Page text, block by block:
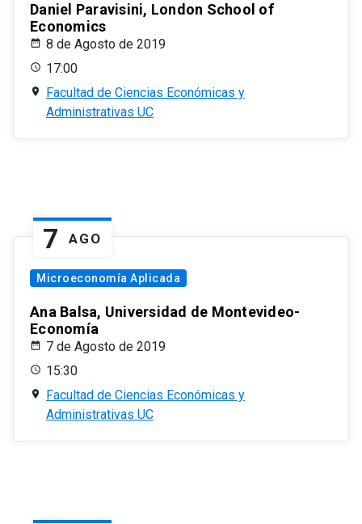
Daniel Paravisini, London School of
Economics
8 de Agosto de 2019
17:00
Facultad de Ciencias Económicas y
Administrativas UC
7 AGO
Microeconomía Aplicada
Ana Balsa, Universidad de Montevideo-
Economía
7 de Agosto de 2019
15:30
Facultad de Ciencias Económicas y
Administrativas UC